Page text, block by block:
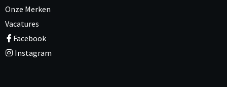
Onze Merken
Vacatures
Facebook
Instagram